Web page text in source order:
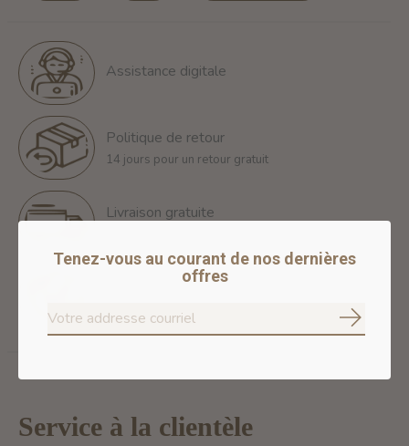
Assistance digitale
Politique de retour
14 jours pour un retour gratuit
Livraison gratuite
Paiements 100% sécurisés
Nous assurons des paiements sécurisés
Service à la clientèle
Tenez-vous au courant de nos dernières
offres